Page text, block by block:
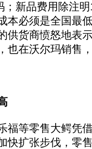
新品费用除注
本必须是全国最
供货商愤怒地表
也在沃尔玛销售
等零售大鳄凭
快扩张步伐，零